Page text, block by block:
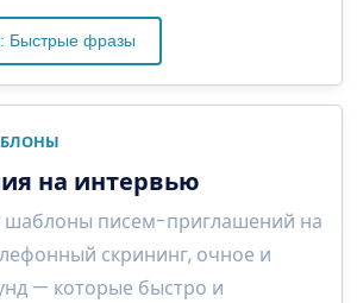
Быстрые фразы
на интервью
писем-приглашений на
скрининг, очное и
— которые быстро и